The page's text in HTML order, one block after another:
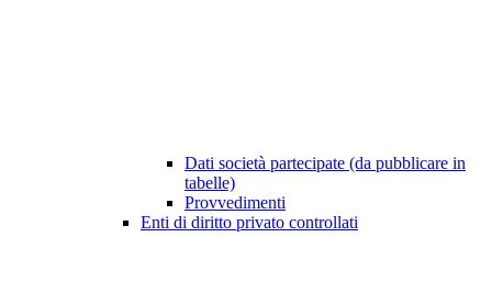
Dati società partecipate (da pubblicare in
tabelle)
Provvedimenti
Enti di diritto privato controllati